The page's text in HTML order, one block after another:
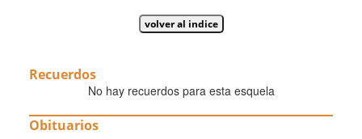
Recuerdos
No hay recuerdos para esta esquela
Obituarios